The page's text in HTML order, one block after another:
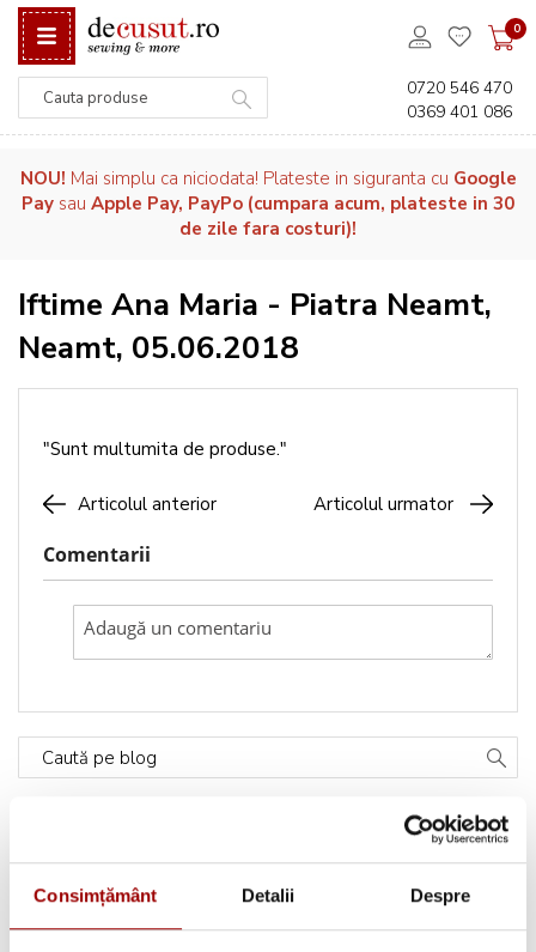
Consimțământ Detalii Despre
0
0720 546 470
0369 401 086
NOU! Mai simplu ca niciodata! Plateste in siguranta cu Google
Pay sau Apple Pay, PayPo (cumpara acum, plateste in 30
de zile fara costuri)!
Iftime Ana Maria - Piatra Neamt,
Neamt, 05.06.2018
"Sunt multumita de produse."
Articolul anterior Articolul urmator
Comentarii
Caută pe blog
Testimoniale(1493)